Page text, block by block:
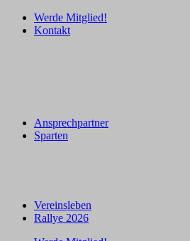
Werde Mitglied!
Kontakt
Ansprechpartner
Sparten
Vereinsleben
Rallye 2026